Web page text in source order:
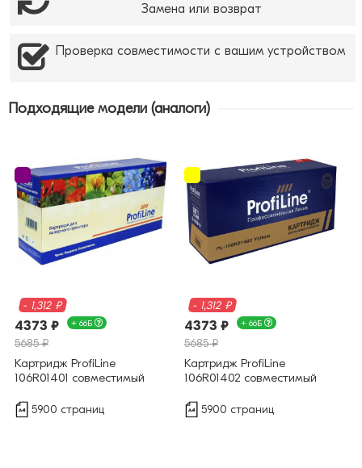
Замена или возврат
Проверка совместимости с вашим устройством
Подходящие модели (аналоги)
- 1,312 ₽
4373 ₽ + 66Б
5685 ₽
Картридж ProfiLine
106R01401 совместимый
5900 страниц
- 1,312 ₽
4373 ₽ + 66Б
5685 ₽
Картридж ProfiLine
106R01402 совместимый
5900 страниц